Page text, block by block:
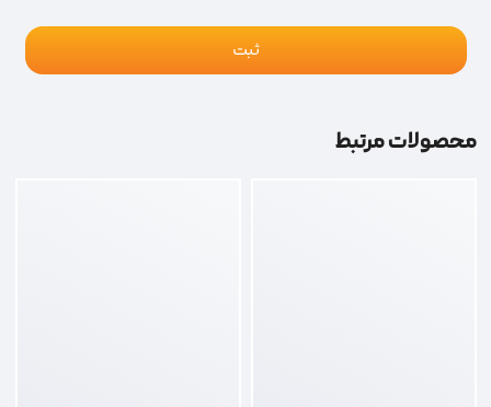
محصولات مرتبط